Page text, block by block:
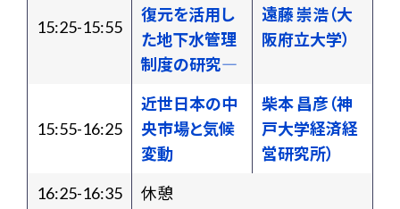
15:25-15:55
復元を活用し
た地下水管理
制度の研究―
遠藤 崇浩（大
阪府立大学）
15:55-16:25
近世日本の中
央市場と気候
変動
柴本 昌彦（神
戸大学経済経
営研究所）
16:25-16:35
休憩